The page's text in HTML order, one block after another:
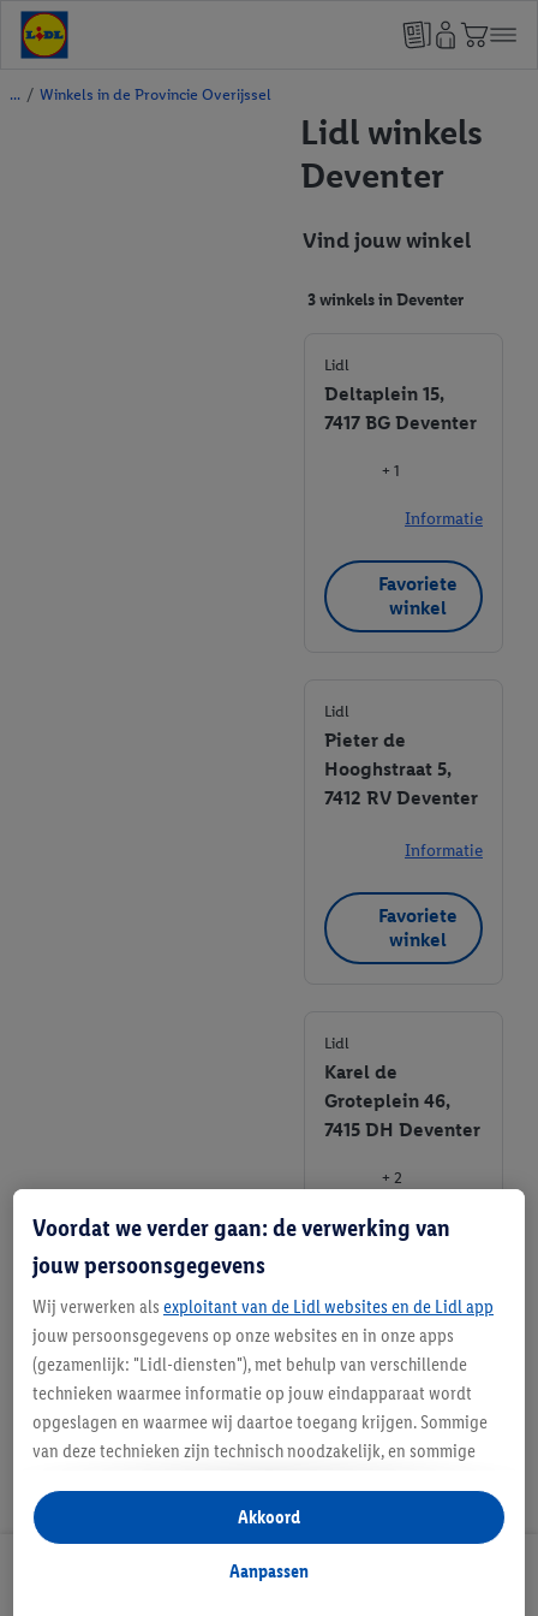
/ Winkels in de Provincie Overijssel
Lidl winkels
Deventer
Vind jouw winkel
3 winkels in Deventer
Lidl
Deltaplein 15,
7417 BG Deventer
+ 1
Informatie
Favoriete
winkel
Lidl
Pieter de
Hooghstraat 5,
7412 RV Deventer
Informatie
Favoriete
winkel
Lidl
Karel de
Groteplein 46,
7415 DH Deventer
+ 2
Informatie
winkel
Lidl Nieuwsbrief
Voordat we verder gaan: de verwerking van
jouw persoonsgegevens
Wij verwerken als exploitant van de Lidl websites en de Lidl app
jouw persoonsgegevens op onze websites en in onze apps
(gezamenlijk: "Lidl-diensten"), met behulp van verschillende
technieken waarmee informatie op jouw eindapparaat wordt
opgeslagen en waarmee wij daartoe toegang krijgen. Sommige
van deze technieken zijn technisch noodzakelijk, en sommige
opslaan van voorkeursinstellingen, het verzamelen en
analyseren van statistieken of voor het tonen van
gepersonaliseerde reclame binnen en buiten de Lidl-diensten.
Aanpassen
Akkoord